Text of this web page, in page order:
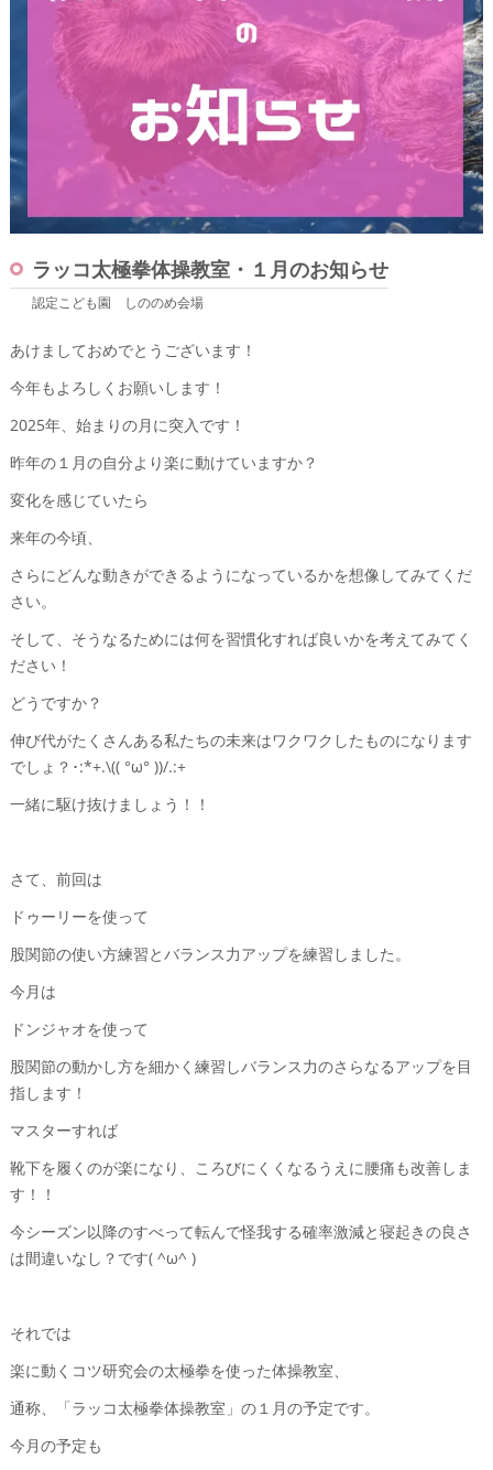
ラッコ太極拳体操教室・１月のお知らせ
認定こども園 しののめ会場
あけましておめでとうございます！
今年もよろしくお願いします！
2025年、始まりの月に突入です！
昨年の１月の自分より楽に動けていますか？
変化を感じていたら
来年の今頃、
さらにどんな動きができるようになっているかを想像してみてくだ
さい。
そして、そうなるためには何を習慣化すれば良いかを考えてみてく
ださい！
どうですか？
伸び代がたくさんある私たちの未来はワクワクしたものになります
でしょ？･:*+.\(( °ω° ))/.:+
一緒に駆け抜けましょう！！
さて、前回は
ドゥーリーを使って
股関節の使い方練習とバランス力アップを練習しました。
今月は
ドンジャオを使って
股関節の動かし方を細かく練習しバランス力のさらなるアップを目
指します！
マスターすれば
靴下を履くのが楽になり、ころびにくくなるうえに腰痛も改善しま
す！！
今シーズン以降のすべって転んで怪我する確率激減と寝起きの良さ
は間違いなし？です( ^ω^ )
それでは
楽に動くコツ研究会の太極拳を使った体操教室、
通称、「ラッコ太極拳体操教室」の１月の予定です。
今月の予定も